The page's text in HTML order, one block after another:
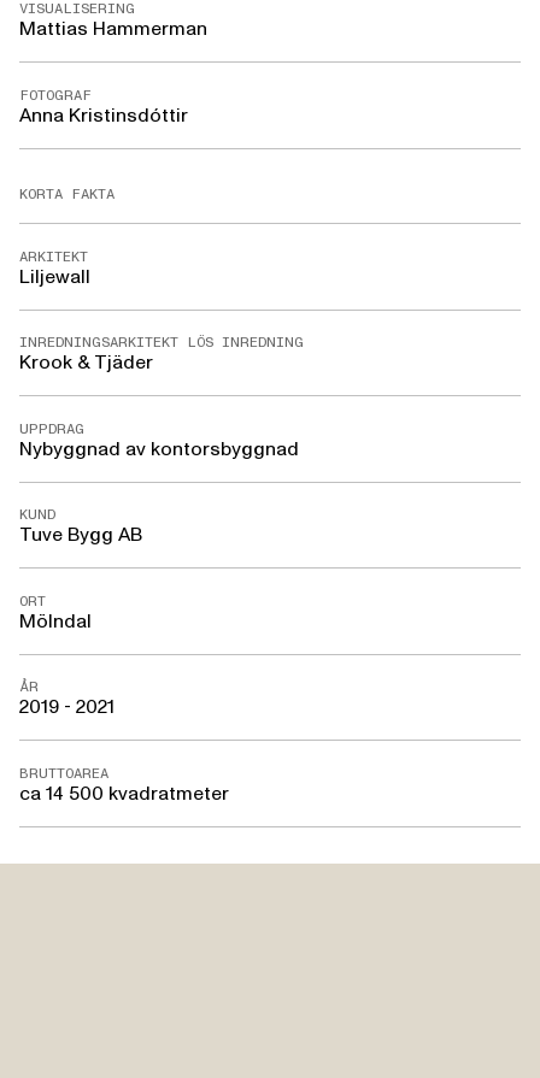
VISUALISERING
Mattias Hammerman
FOTOGRAF
Anna Kristinsdóttir
KORTA FAKTA
ARKITEKT
Liljewall
INREDNINGSARKITEKT LÖS INREDNING
Krook & Tjäder
UPPDRAG
Nybyggnad av kontorsbyggnad
KUND
Tuve Bygg AB
ORT
Mölndal
ÅR
2019 - 2021
BRUTTOAREA
ca 14 500 kvadratmeter